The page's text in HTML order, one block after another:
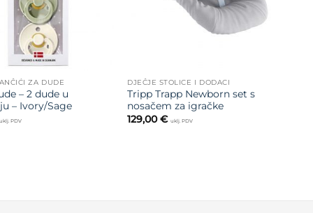
ZA DUDE
– 2 dude u
– Ivory/Sage
uklj. PDV
DJEČJE STOLICE I DODACI
Tripp Trapp Newborn set s
nosačem za igračke
129,00€ uklj. PDV